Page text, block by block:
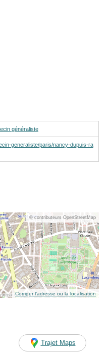
généraliste
generaliste/paris/nancy-dupuis-ra
© contributeurs OpenStreetMap
Corriger l’adresse ou la localisation
Trajet Maps